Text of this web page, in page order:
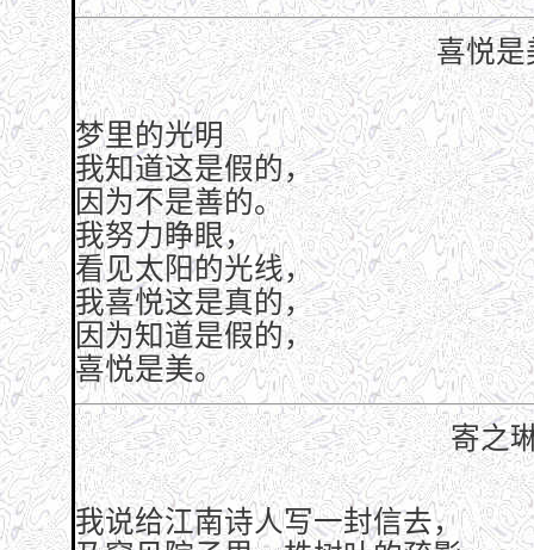
喜悦是
梦里的光明
我知道这是假的，
因为不是善的。
我努力睁眼，
看见太阳的光线，
我喜悦这是真的，
因为知道是假的，
喜悦是美。
寄之
我说给江南诗人写一封信去，